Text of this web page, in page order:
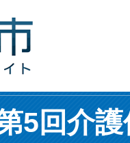
5回介